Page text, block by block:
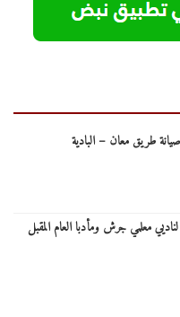
طريق معان – البادية
معلمي جرش ومأدبا العام المقبل